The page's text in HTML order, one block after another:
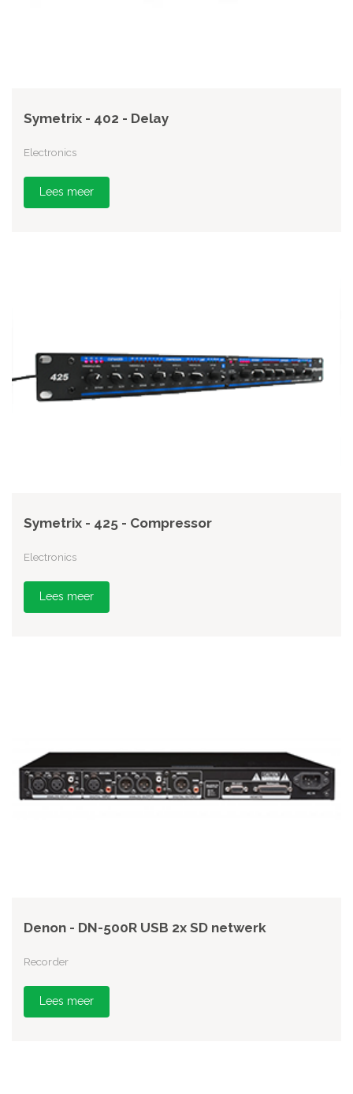
Symetrix - 402 - Delay
Electronics
Lees meer
Symetrix - 425 - Compressor
Electronics
Lees meer
Denon - DN-500R USB 2x SD netwerk
Recorder
Lees meer